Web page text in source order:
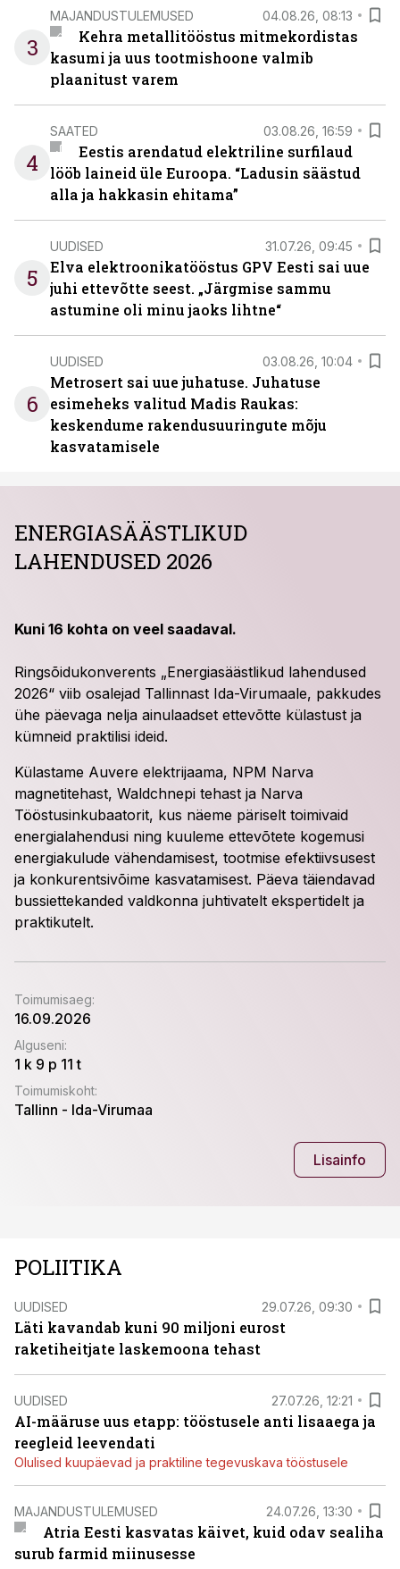
3
MAJANDUSTULEMUSED 04.08.26, 08:13
Kehra metallitööstus mitmekordistas
kasumi ja uus tootmishoone valmib
plaanitust varem
4
SAATED 03.08.26, 16:59
Eestis arendatud elektriline surfilaud
lööb laineid üle Euroopa. “Ladusin säästud
alla ja hakkasin ehitama”
5
UUDISED 31.07.26, 09:45
Elva elektroonikatööstus GPV Eesti sai uue
juhi ettevõtte seest. „Järgmise sammu
astumine oli minu jaoks lihtne“
6
UUDISED 03.08.26, 10:04
Metrosert sai uue juhatuse. Juhatuse
esimeheks valitud Madis Raukas:
keskendume rakendusuuringute mõju
kasvatamisele
ENERGIASÄÄSTLIKUD
LAHENDUSED 2026
Kuni 16 kohta on veel saadaval.
Ringsõidukonverents „Energiasäästlikud lahendused
2026“ viib osalejad Tallinnast Ida-Virumaale, pakkudes
ühe päevaga nelja ainulaadset ettevõtte külastust ja
kümneid praktilisi ideid.
Külastame Auvere elektrijaama, NPM Narva
magnetitehast, Waldchnepi tehast ja Narva
Tööstusinkubaatorit, kus näeme päriselt toimivaid
energialahendusi ning kuuleme ettevõtete kogemusi
energiakulude vähendamisest, tootmise efektiivsusest
ja konkurentsivõime kasvatamisest. Päeva täiendavad
bussiettekanded valdkonna juhtivatelt ekspertidelt ja
praktikutelt.
Toimumisaeg:
16.09.2026
Alguseni:
1 k 9 p 11 t
Toimumiskoht:
Tallinn - Ida-Virumaa
Lisainfo
POLIITIKA
UUDISED 29.07.26, 09:30
Läti kavandab kuni 90 miljoni eurost
raketiheitjate laskemoona tehast
UUDISED 27.07.26, 12:21
AI-määruse uus etapp: tööstusele anti lisaaega ja
reegleid leevendati
Olulised kuupäevad ja praktiline tegevuskava tööstusele
MAJANDUSTULEMUSED 24.07.26, 13:30
Atria Eesti kasvatas käivet, kuid odav sealiha
surub farmid miinusesse